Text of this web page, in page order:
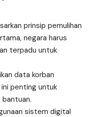
prinsip pemulihan
negara harus
terpadu untuk
data korban
penting untuk
bantuan.
sistem digital